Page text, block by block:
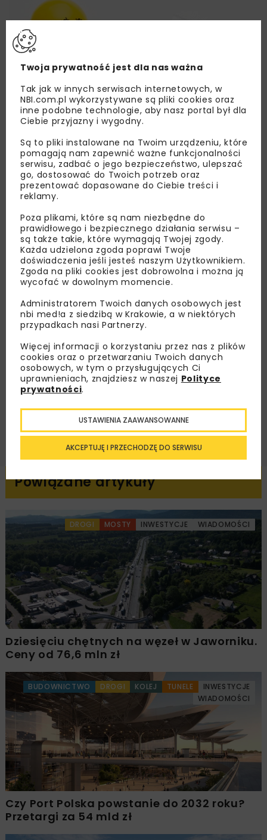
Lubisz wiedzieć więcej?
Zapisz się do newslettera aby otrzymywać od
nas najlepsze informacje branżowe,
zaproszenia na wydarzenia, atrakcyjne oferty i
dedykowane akcje specjalne.
Zapoznałam/em się zPolityką Prywatnościi
Regulaminemoraz wyrażam zgodę na otrzymywanie na
podany przeze mnie adres e-mail korespondencji
handlowej w postaci newslettera.
ZAPISZ MNIE
Powiązane artykuły
DROGI MOSTY INWESTYCJE WIADOMOŚCI
Dziesięciu chętnych na węzeł w Jaworniku.
Ceny od 76,6 mln zł
BUDOWNICTWO DROGI KOLEJ TUNELE
INWESTYCJE
WIADOMOŚCI
Czy Port Polska powstanie do 2032 roku?
Przetargi za 54 mld zł
Twoja prywatność jest dla nas ważna
Tak jak w innych serwisach internetowych, w
NBI.com.pl wykorzystywane są pliki cookies oraz
inne podobne technologie, aby nasz portal był dla
Ciebie przyjazny i wygodny.
Są to pliki instalowane na Twoim urządzeniu, które
pomagają nam zapewnić ważne funkcjonalności
serwisu, zadbać o jego bezpieczeństwo, ulepszać
go, dostosować do Twoich potrzeb oraz
prezentować dopasowane do Ciebie treści i
reklamy.
Poza plikami, które są nam niezbędne do
prawidłowego i bezpiecznego działania serwisu –
są także takie, które wymagają Twojej zgody.
Każda udzielona zgoda poprawi Twoje
doświadczenia jeśli jesteś naszym Użytkownikiem.
Zgoda na pliki cookies jest dobrowolna i można ją
wycofać w dowolnym momencie.
Administratorem Twoich danych osobowych jest
nbi med!a z siedzibą w Krakowie, a w niektórych
przypadkach nasi Partnerzy.
Więcej informacji o korzystaniu przez nas z plików
cookies oraz o przetwarzaniu Twoich danych
osobowych, w tym o przysługujących Ci
uprawnieniach, znajdziesz w naszej Polityce
prywatności.
AKCEPTUJĘ I PRZECHODZĘ DO SERWISU
USTAWIENIA ZAAWANSOWANNE